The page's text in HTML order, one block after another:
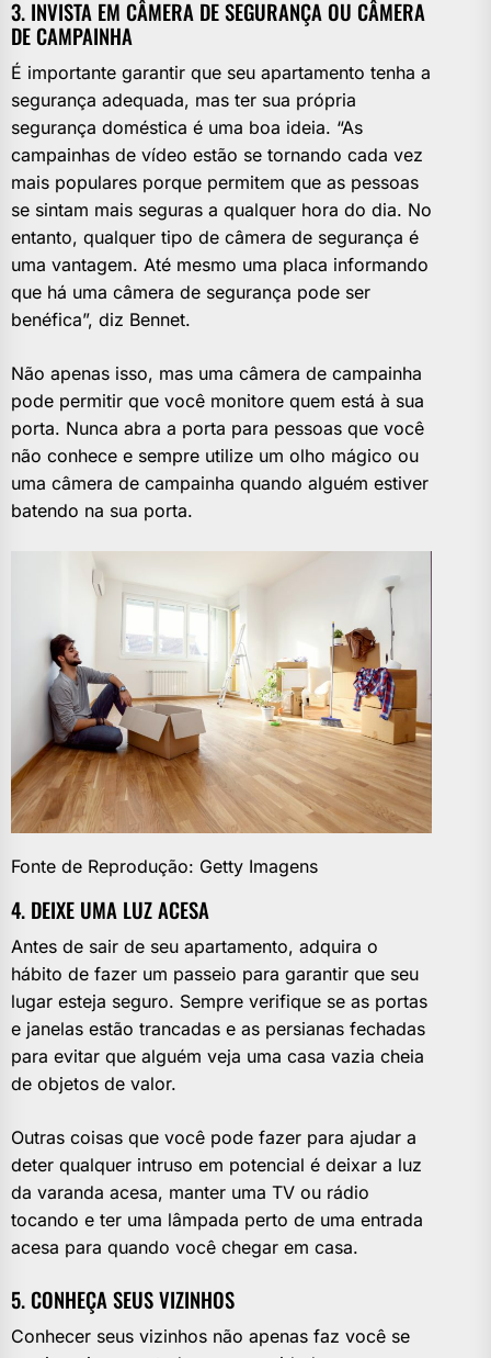
3. INVISTA EM CÂMERA DE SEGURANÇA OU CÂMERA
DE CAMPAINHA
É importante garantir que seu apartamento tenha a
segurança adequada, mas ter sua própria
segurança doméstica é uma boa ideia. “As
campainhas de vídeo estão se tornando cada vez
mais populares porque permitem que as pessoas
se sintam mais seguras a qualquer hora do dia. No
entanto, qualquer tipo de câmera de segurança é
uma vantagem. Até mesmo uma placa informando
que há uma câmera de segurança pode ser
benéfica”, diz Bennet.
Não apenas isso, mas uma câmera de campainha
pode permitir que você monitore quem está à sua
porta. Nunca abra a porta para pessoas que você
não conhece e sempre utilize um olho mágico ou
uma câmera de campainha quando alguém estiver
batendo na sua porta.
Fonte de Reprodução: Getty Imagens
4. DEIXE UMA LUZ ACESA
Antes de sair de seu apartamento, adquira o
hábito de fazer um passeio para garantir que seu
lugar esteja seguro. Sempre verifique se as portas
e janelas estão trancadas e as persianas fechadas
para evitar que alguém veja uma casa vazia cheia
de objetos de valor.
Outras coisas que você pode fazer para ajudar a
deter qualquer intruso em potencial é deixar a luz
da varanda acesa, manter uma TV ou rádio
tocando e ter uma lâmpada perto de uma entrada
acesa para quando você chegar em casa.
5. CONHEÇA SEUS VIZINHOS
Conhecer seus vizinhos não apenas faz você se